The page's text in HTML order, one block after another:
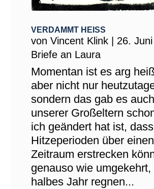
VERDAMMT HEISS
von Vincent Klink| 26.
Briefe an Laura
Momentan ist es arg
aber nicht nur
sondern das gab es
unserer Großeltern
ich geändert hat ist,
Hitzeperioden über
Zeitraum erstrecken
genauso wie umgekehrt,
halbes Jahr regnen...